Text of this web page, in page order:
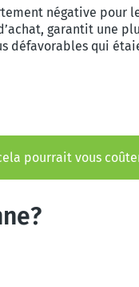
négative pour
garantit une
défavorables qui
pourrait vous